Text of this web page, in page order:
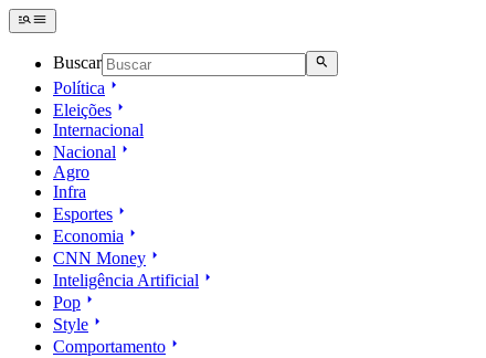
Buscar
Política
Eleições
Internacional
Nacional
Agro
Infra
Esportes
Economia
CNN Money
Inteligência Artificial
Pop
Style
Comportamento